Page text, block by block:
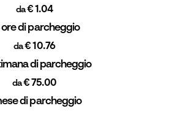
da€ 1.04
ore di parcheggio
da€ 10.76
di parcheggio
da€ 75.00
di parcheggio